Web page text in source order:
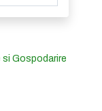
Gospodarire